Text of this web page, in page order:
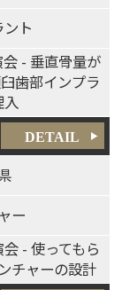
ト
- 垂直骨量が
歯部インプラ
入
DETAIL
ー
- 使ってもら
チャーの設計